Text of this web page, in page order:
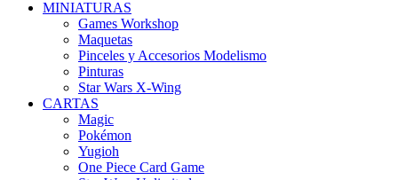
MINIATURAS
Games Workshop
Maquetas
Pinceles y Accesorios Modelismo
Pinturas
Star Wars X-Wing
CARTAS
Magic
Pokémon
Yugioh
One Piece Card Game